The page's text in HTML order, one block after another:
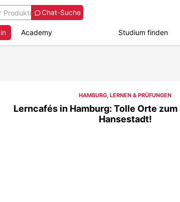
Chat-Suche
Academy Studium finden
HAMBURG, LERNEN & PRÜFUNGEN
Lerncafés in Hamburg: Tolle Orte
Hansestadt!